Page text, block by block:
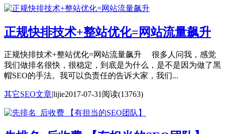
正规快排技术+整站优化=网站流量飙升
正规快排技术+整站优化=网站流量飙升 很多人问我，感觉
我们做排名很快，很稳定，到底是为什么，是不是因为做了黑
帽SEO的手法。我可以负责任的告诉大家，我们...
其它SEO文章|lijie2017-07-31阅读(13763)